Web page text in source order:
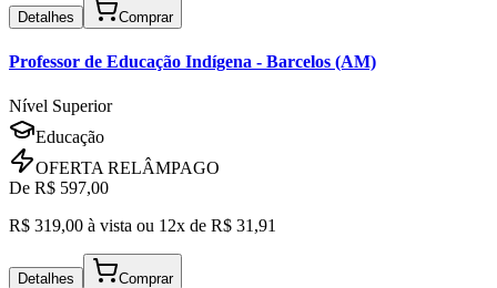
Detalhes Comprar
Professor de Educação Indígena - Barcelos (AM)
Nível Superior
Educação
OFERTA RELÂMPAGO
De R$ 597,00
R$ 319,00 à vista ou 12x de R$ 31,91
Detalhes Comprar